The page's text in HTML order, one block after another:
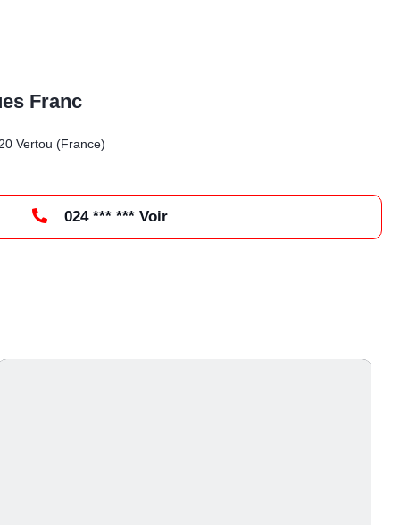
Franc
Vertou (France)
024 *** *** Voir